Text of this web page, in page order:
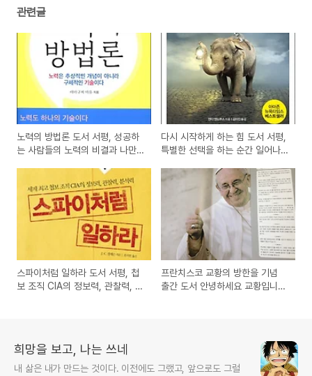
관련글
노력의 방법론 도서 서평, 성공하
는 사람들의 노력의 비결과 나만
다시 시작하게 하는 힘 도서 서평,
특별한 선택을 하는 순간 일어나
스파이처럼 일하라 도서 서평, 첩
보 조직 CIA의 정보력, 관찰력, 분
프란치스코 교황의 방한을 기념
출간 도서 안녕하세요 교황입니다
희망을 보고, 나는 쓰네
내 삶은 내가 만드는 것이다. 이전에도 그랬고, 앞으로도 그럴